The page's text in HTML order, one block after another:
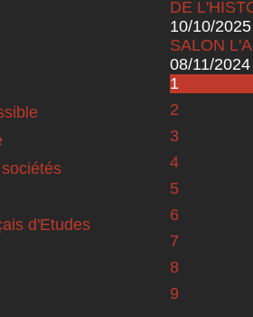
d'Etudes
DE
10/10/2025
SALON
08/11/2024
1
2
3
4
5
6
7
8
9